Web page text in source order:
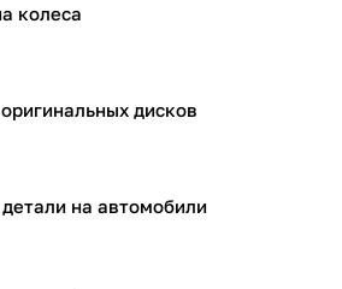
колеса
дисков
на автомобили